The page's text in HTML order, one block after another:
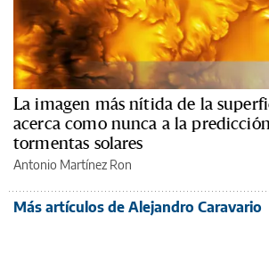
La imagen más nítida de la
acerca como nunca a la
tormentas solares
Antonio Martínez Ron
Más artículos de Alejandro Caravario